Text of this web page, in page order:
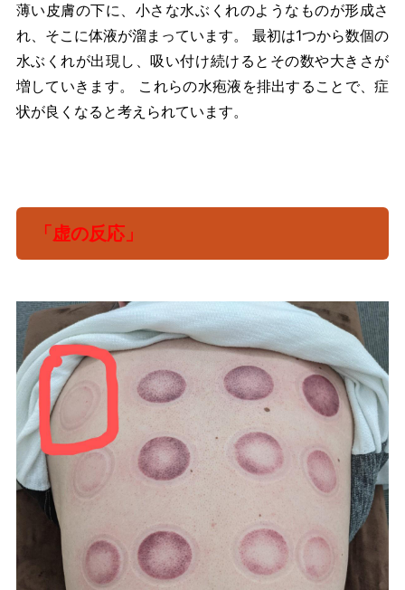
薄い皮膚の下に、小さな水ぶくれのようなものが形成さ
れ、そこに体液が溜まっています。 最初は1つから数個の
水ぶくれが出現し、吸い付け続けるとその数や大きさが
増していきます。 これらの水疱液を排出することで、症
状が良くなると考えられています。
「虚の反応」